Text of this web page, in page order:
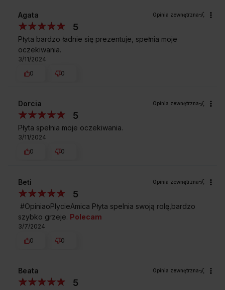
Agata Opinia zewnętrzna
5
Płyta bardzo ładnie się prezentuje, spełnia moje
oczekiwania.
3/11/2024
0
0
Dorcia Opinia zewnętrzna
5
Płyta spełnia moje oczekiwania.
3/11/2024
0
0
Beti Opinia zewnętrzna
5
#OpiniaoPlycieAmica Płyta spelnia swoją rolę,bardzo
szybko grzeje. Polecam
3/7/2024
0
0
Beata Opinia zewnętrzna
5